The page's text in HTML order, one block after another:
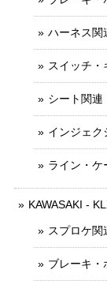
ハーネス関
スイッチ・
シート関連
インジェク
ライン・ケ
KAWASAKI -
スプロケ関
ブレーキ・